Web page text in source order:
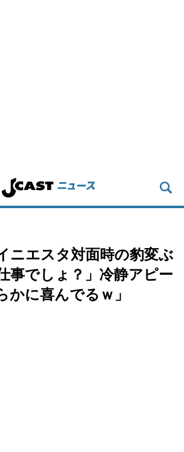
ニエスタ対面時の豹変ぶ
事でしょ？」冷静アピー
かに喜んでるｗ」